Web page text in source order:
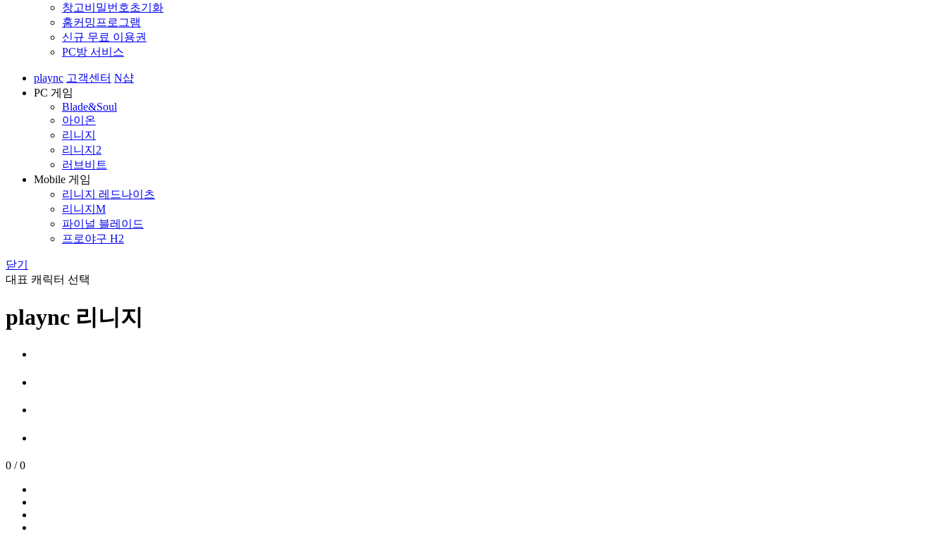
창고비밀번호초기화
홈커밍프로그램
신규 무료 이용권
PC방 서비스
plaync 고객센터 N샵
PC 게임
Blade&Soul
아이온
리니지
리니지2
러브비트
Mobile 게임
리니지 레드나이츠
리니지M
파이널 블레이드
프로야구 H2
닫기
대표 캐릭터 선택
plaync 리니지
0 / 0